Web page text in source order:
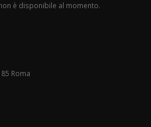
è disponibile al momento.
Roma